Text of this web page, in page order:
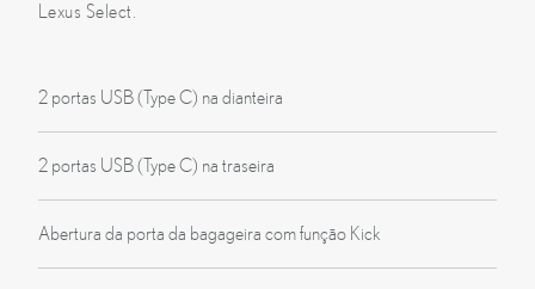
Lexus Select.
2 portas USB (Type C) na dianteira
2 portas USB (Type C) na traseira
Abertura da porta da bagageira com função Kick